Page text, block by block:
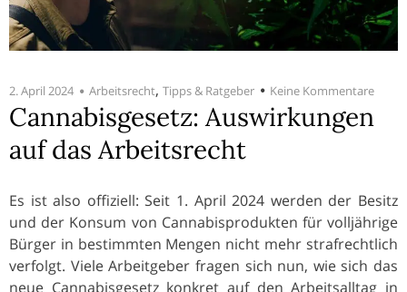
2. April 2024 Arbeitsrecht, Tipps & Ratgeber Keine Kommentare
Cannabisgesetz: Auswirkungen
auf das Arbeitsrecht
Es ist also offiziell: Seit 1. April 2024 werden der Besitz
und der Konsum von Cannabisprodukten für volljährige
Bürger in bestimmten Mengen nicht mehr strafrechtlich
verfolgt. Viele Arbeitgeber fragen sich nun, wie sich das
neue Cannabisgesetz konkret auf den Arbeitsalltag in